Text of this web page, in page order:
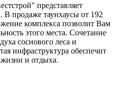
представляет
продаже таунхаусы от 192
комплекса позволит Вам
этого места. Сочетание
соснового леса и
инфраструктура обеспечит
и отдыха.